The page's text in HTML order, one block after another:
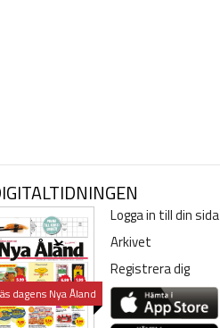
dagens Nya Åland
Logga in till din sida
Arkivet
Registrera dig